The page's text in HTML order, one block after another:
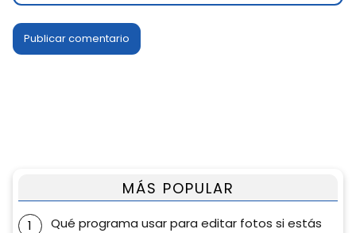
MÁS POPULAR
Qué programa usar para editar fotos si estás